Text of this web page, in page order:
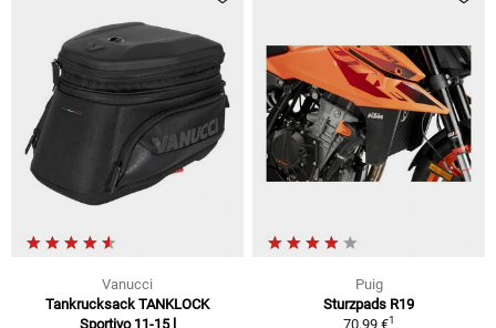
Vanucci
Tankrucksack TANKLOCK
Sportivo 11-15 l
Puig
Sturzpads R19
70,99 €1